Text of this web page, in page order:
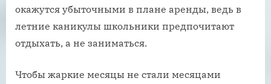
окажутся убыточными в плане аренды, ведь в
летние каникулы школьники предпочитают
отдыхать, а не заниматься.
Чтобы жаркие месяцы не стали месяцами